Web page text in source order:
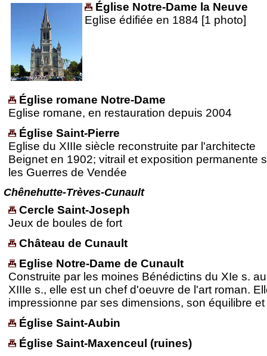
Église Notre-Dame la Neuve
Eglise édifiée en 1884 [1 photo]
Église romane Notre-Dame
Eglise romane, en restauration depuis 2004
Église Saint-Pierre
Eglise du XIIIe siècle reconstruite par l'architecte
Beignet en 1902; vitrail et exposition permanente
les Guerres de Vendée
Chênehutte-Trèves-Cunault
Cercle Saint-Joseph
Jeux de boules de fort
Château de Cunault
Eglise Notre-Dame de Cunault
Construite par les moines Bénédictins du XIe s. au
XIIIe s., elle est un chef d'oeuvre de l'art roman.
impressionne par ses dimensions, son équilibre
Église Saint-Aubin
Église Saint-Maxenceul (ruines)